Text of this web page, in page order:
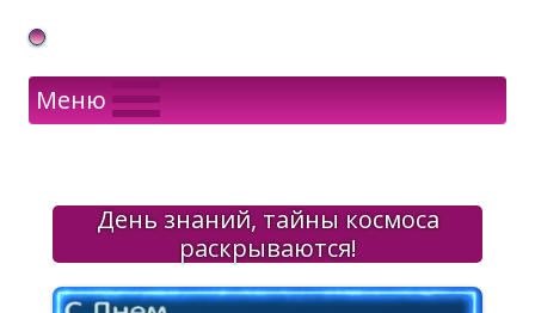
Gif Открытки в подарок
Меню
День знаний, тайны космоса
раскрываются!